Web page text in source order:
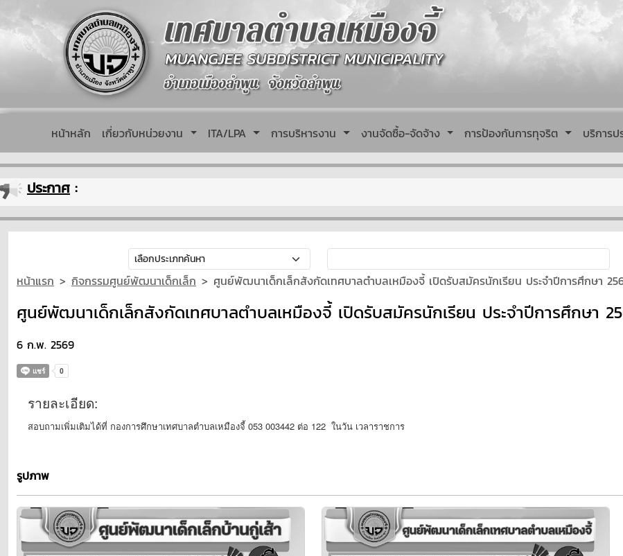
หน้าหลัก เกี่ยวกับหน่วยงาน ITA/LPA การบริหารงาน งานจัดซื้อ-จัดจ้าง การป้องกันการทุจริต บริการป
ประกาศ :
หน้าแรก
กิจกรรมศูนย์พัฒนาเด็กเล็ก ศูนย์พัฒนาเด็กเล็กสังกัดเทศบาลตำบลเหมืองจี้ เปิดรับสมัครนักเรียน ประจำปีการศึกษา
ศูนย์พัฒนาเด็กเล็กสังกัดเทศบาลตำบลเหมืองจี้ เปิดรับสมัครนักเรียน ประจำปีการศึกษา
6 ก.พ. 2569
รายละเอียด:
สอบถามเพิ่มเติมได้ที่ กองการศึกษาเทศบาลตำบลเหมืองจี้ 053 003442 ต่อ 122 ในวัน เวลาราชการ
รูปภาพ